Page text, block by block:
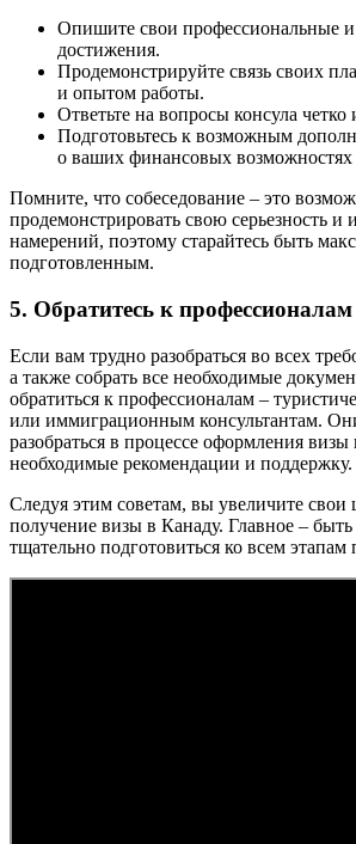
Опишите свои профессиональные и
достижения.
Продемонстрируйте связь своих
и опытом работы.
Ответьте на вопросы консула четко
Подготовьтесь к возможным
о ваших финансовых
Помните, что собеседование – это
продемонстрировать свою серьезность и
намерений, поэтому старайтесь быть
подготовленным.
5. Обратитесь к профессионалам
Если вам трудно разобраться во всех
а также собрать все необходимые
обратиться к профессионалам –
или иммиграционным консультантам.
разобраться в процессе оформления визы
необходимые рекомендации и поддержку.
Следуя этим советам, вы увеличите
получение визы в Канаду. Главное –
тщательно подготовиться ко всем этапам